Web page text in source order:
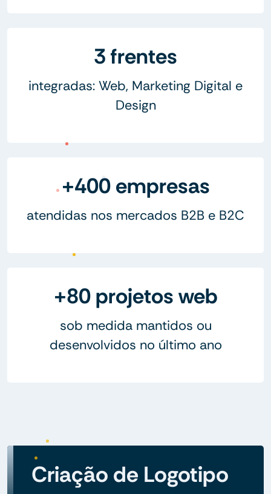
3 frentes
integradas: Web, Marketing Digital e
Design
+400 empresas
atendidas nos mercados B2B e B2C
+80 projetos web
sob medida mantidos ou
desenvolvidos no último ano
Criação de Logotipo